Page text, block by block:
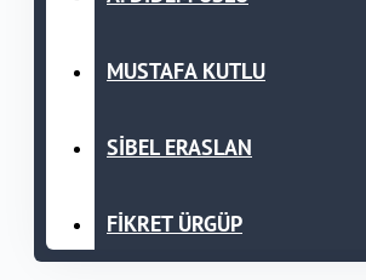
MUSTAFA KUTLU
SİBEL ERASLAN
FİKRET ÜRGÜP